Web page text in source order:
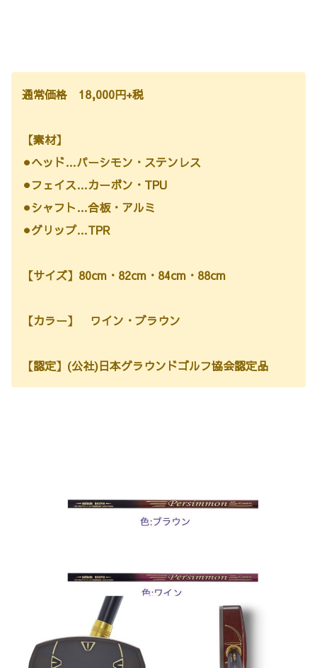
通常価格 18,000円+税
【素材】
⚫︎ヘッド…パーシモン・ステンレス
⚫︎フェイス…カーボン・TPU
⚫︎シャフト…合板・アルミ
⚫︎グリップ…TPR
【サイズ】80cm・82cm・84cm・88cm
【カラー】 ワイン・ブラウン
【認定】(公社)日本グラウンドゴルフ協会認定品